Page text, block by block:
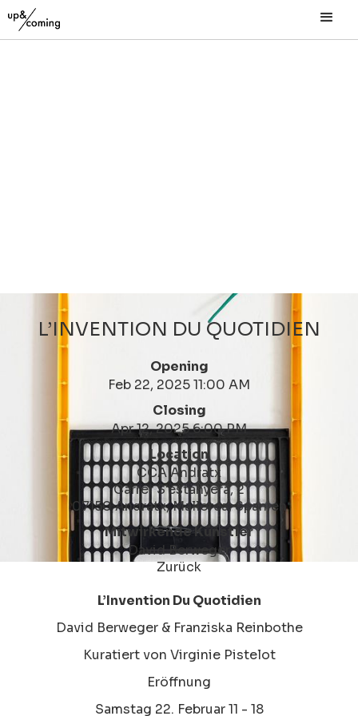
L’INVENTION DU QUOTIDIEN
Opening
Feb 22, 2025 11:00 AM
Closing
Apr 12, 2025 6:00 PM
Location
CCA Andratx
Carrer S'estanyera, 2
07150 Andratx, Mallorca, Spanien
Mitwirkende Künstler
David Berweger
Zurück
L’Invention Du Quotidien
David Berweger & Franziska Reinbothe
Kuratiert von Virginie Pistelot
Eröffnung
Samstag 22. Februar 11 - 18